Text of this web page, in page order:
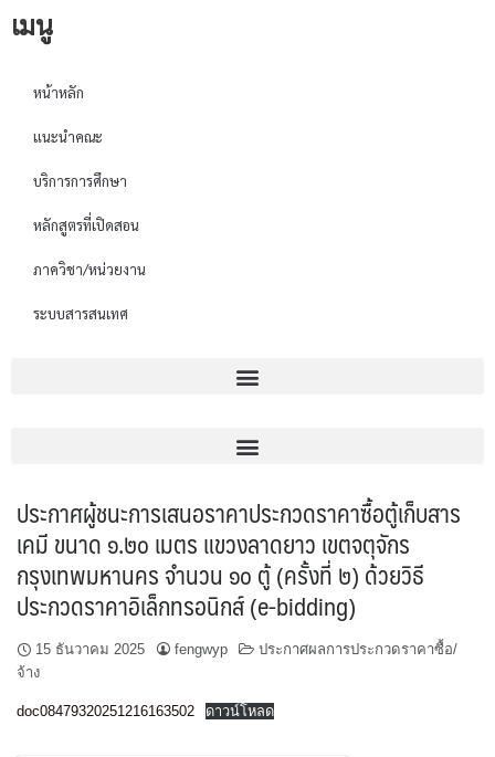
เมนู
หน้าหลัก
แนะนำคณะ
บริการการศึกษา
หลักสูตรที่เปิดสอน
ภาควิชา/หน่วยงาน
ระบบสารสนเทศ
ประกาศผู้ชนะการเสนอราคาประกวดราคาซื้อตู้เก็บสาร
เคมี ขนาด ๑.๒๐ เมตร แขวงลาดยาว เขตจตุจักร
กรุงเทพมหานคร จำนวน ๑๐ ตู้ (ครั้งที่ ๒) ด้วยวิธี
ประกวดราคาอิเล็กทรอนิกส์ (e-bidding)
15 ธันวาคม 2025 fengwyp
ประกาศผลการประกวดราคาซื้อ/
จ้าง
doc08479320251216163502 ดาวน์โหลด